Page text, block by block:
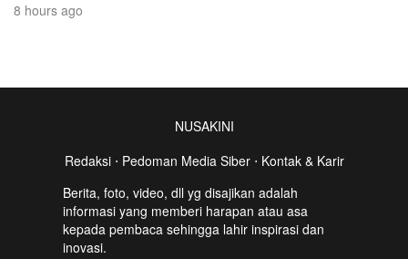
8 hours ago
NUSAKINI
Redaksi⋅ Pedoman Media Siber⋅ Kontak & Karir
Berita, foto, video, dll yg disajikan adalah
informasi yang memberi harapan atau asa
kepada pembaca sehingga lahir inspirasi dan
inovasi.